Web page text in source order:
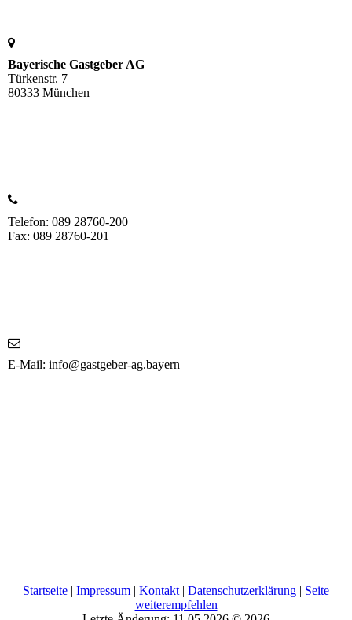
Bayerische Gastgeber AG
Türkenstr. 7
80333 München
Telefon: 089 28760-200
Fax: 089 28760-201
E-Mail: info@gastgeber-ag.bayern
Startseite | Impressum | Kontakt | Datenschutzerklärung | Seite
weiterempfehlen